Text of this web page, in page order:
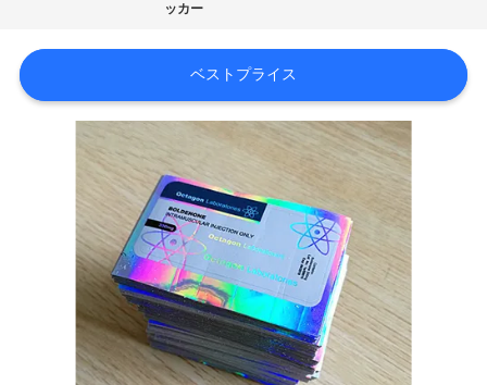
行
ッカー
ベストプライス